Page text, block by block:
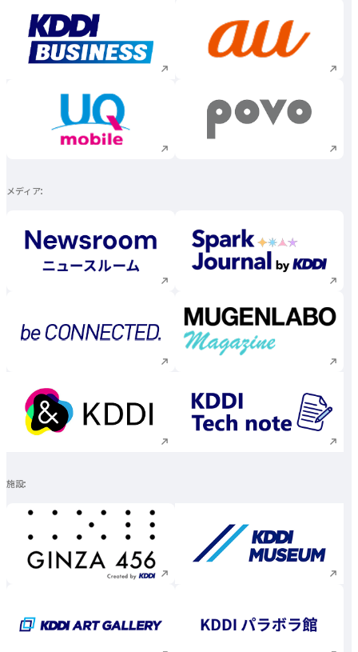
新規ウィンドウで開く 新規ウィンドウで
新規ウィンドウで開く 新規ウィンドウで
メディア
新規ウィンドウで開く 新規ウィンドウで
新規ウィンドウで開く 新規ウィンドウで
新規ウィンドウで開く 新規ウィンドウで
施設
新規ウィンドウで開く 新規ウィンドウで
新規ウィンドウで開く 新規ウィンドウで